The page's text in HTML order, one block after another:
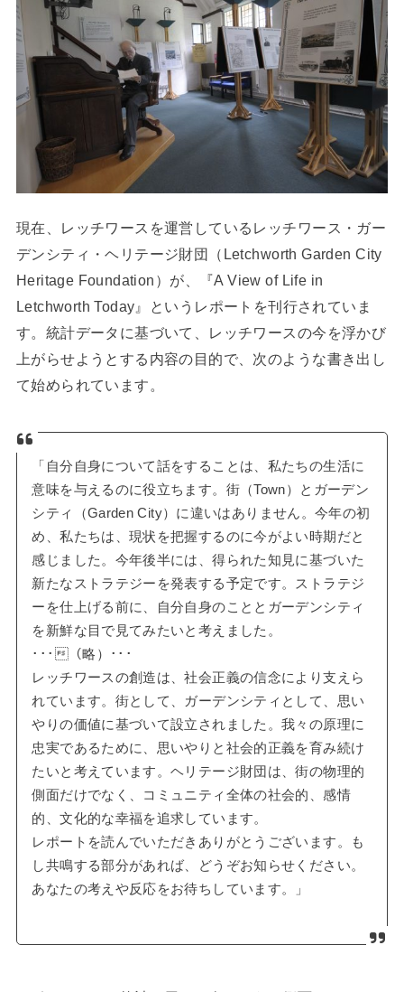
現在、レッチワースを運営しているレッチワース・ガー
デンシティ・ヘリテージ財団（Letchworth Garden City
Heritage Foundation）が、『A View of Life in
Letchworth Today』というレポートを刊行されていま
す。統計データに基づいて、レッチワースの今を浮かび
上がらせようとする内容の目的で、次のような書き出し
て始められています。
「自分自身について話をすることは、私たちの生活に
意味を与えるのに役立ちます。街（Town）とガーデン
シティ（Garden City）に違いはありません。今年の初
め、私たちは、現状を把握するのに今がよい時期だと
感じました。今年後半には、得られた知見に基づいた
新たなストラテジーを発表する予定です。ストラテジ
ーを仕上げる前に、自分自身のこととガーデンシティ
を新鮮な目で見てみたいと考えました。
･･･（略）･･･
レッチワースの創造は、社会正義の信念により支えら
れています。街として、ガーデンシティとして、思い
やりの価値に基づいて設立されました。我々の原理に
忠実であるために、思いやりと社会的正義を育み続け
たいと考えています。ヘリテージ財団は、街の物理的
側面だけでなく、コミュニティ全体の社会的、感情
的、文化的な幸福を追求しています。
レポートを読んでいただきありがとうございます。も
し共鳴する部分があれば、どうぞお知らせください。
あなたの考えや反応をお待ちしています。」